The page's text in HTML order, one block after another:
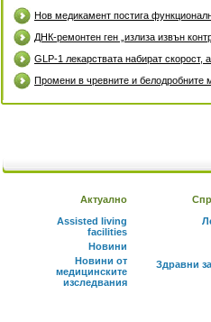
Нов медикамент постига
ДНК-ремонтен ген „излиза извън
GLP-1 лекарствата набират
Промени в чревните и белодробните
Актуално
Assisted living
facilities
Новини
Новини от
медицинските
изследвания
Здравни